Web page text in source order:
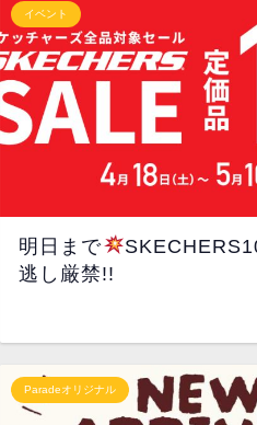
イベント
明日まで
逃し厳禁!!
Paradeオリジナル